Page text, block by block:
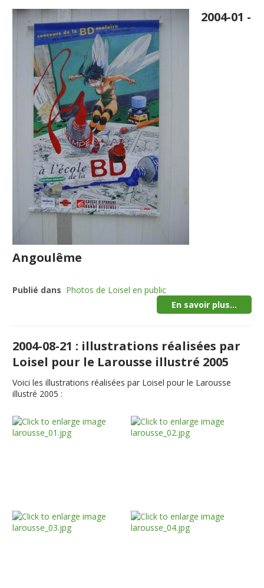
2004-01 -
Angoulême
Publié dans Photos de Loisel en public
En savoir plus...
2004-08-21 : illustrations réalisées par
Loisel pour le Larousse illustré 2005
Voici les illustrations réalisées par Loisel pour le Larousse
illustré 2005 :